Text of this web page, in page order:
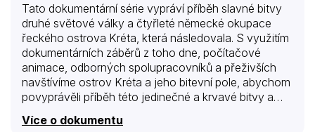
Tato dokumentární série vypráví příběh slavné bitvy
druhé světové války a čtyřleté německé okupace
řeckého ostrova Kréta, která následovala. S využitím
dokumentárních záběrů z toho dne, počítačové
animace, odborných spolupracovníků a přeživších
navštívíme ostrov Kréta a jeho bitevní pole, abychom
povyprávěli příběh této jedinečné a krvavé bitvy a
Více o dokumentu